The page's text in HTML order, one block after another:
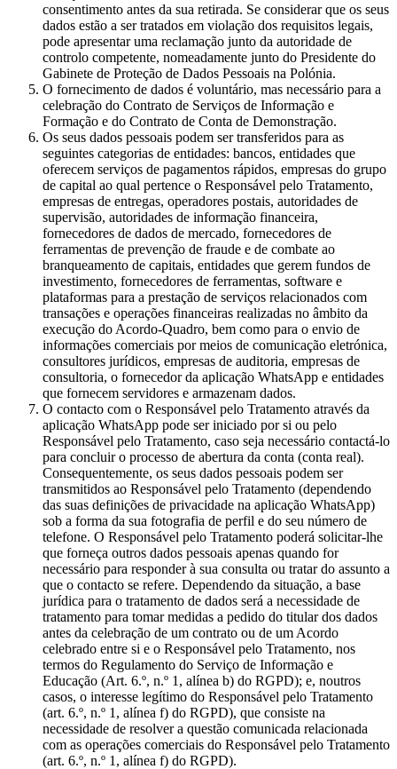
consentimento antes da sua retirada. Se considerar que os seus
dados estão a ser tratados em violação dos requisitos legais,
pode apresentar uma reclamação junto da autoridade de
controlo competente, nomeadamente junto do Presidente do
Gabinete de Proteção de Dados Pessoais na Polónia.
O fornecimento de dados é voluntário, mas necessário para a
celebração do Contrato de Serviços de Informação e
Formação e do Contrato de Conta de Demonstração.
Os seus dados pessoais podem ser transferidos para as
seguintes categorias de entidades: bancos, entidades que
oferecem serviços de pagamentos rápidos, empresas do grupo
de capital ao qual pertence o Responsável pelo Tratamento,
empresas de entregas, operadores postais, autoridades de
supervisão, autoridades de informação financeira,
fornecedores de dados de mercado, fornecedores de
ferramentas de prevenção de fraude e de combate ao
branqueamento de capitais, entidades que gerem fundos de
investimento, fornecedores de ferramentas, software e
plataformas para a prestação de serviços relacionados com
transações e operações financeiras realizadas no âmbito da
execução do Acordo-Quadro, bem como para o envio de
informações comerciais por meios de comunicação eletrónica,
consultores jurídicos, empresas de auditoria, empresas de
consultoria, o fornecedor da aplicação WhatsApp e entidades
que fornecem servidores e armazenam dados.
O contacto com o Responsável pelo Tratamento através da
aplicação WhatsApp pode ser iniciado por si ou pelo
Responsável pelo Tratamento, caso seja necessário contactá-lo
para concluir o processo de abertura da conta (conta real).
Consequentemente, os seus dados pessoais podem ser
transmitidos ao Responsável pelo Tratamento (dependendo
das suas definições de privacidade na aplicação WhatsApp)
sob a forma da sua fotografia de perfil e do seu número de
telefone. O Responsável pelo Tratamento poderá solicitar-lhe
que forneça outros dados pessoais apenas quando for
necessário para responder à sua consulta ou tratar do assunto a
que o contacto se refere. Dependendo da situação, a base
jurídica para o tratamento de dados será a necessidade de
tratamento para tomar medidas a pedido do titular dos dados
antes da celebração de um contrato ou de um Acordo
celebrado entre si e o Responsável pelo Tratamento, nos
termos do Regulamento do Serviço de Informação e
Educação (Art. 6.º, n.º 1, alínea b) do RGPD); e, noutros
casos, o interesse legítimo do Responsável pelo Tratamento
(art. 6.º, n.º 1, alínea f) do RGPD), que consiste na
necessidade de resolver a questão comunicada relacionada
com as operações comerciais do Responsável pelo Tratamento
(art. 6.º, n.º 1, alínea f) do RGPD).